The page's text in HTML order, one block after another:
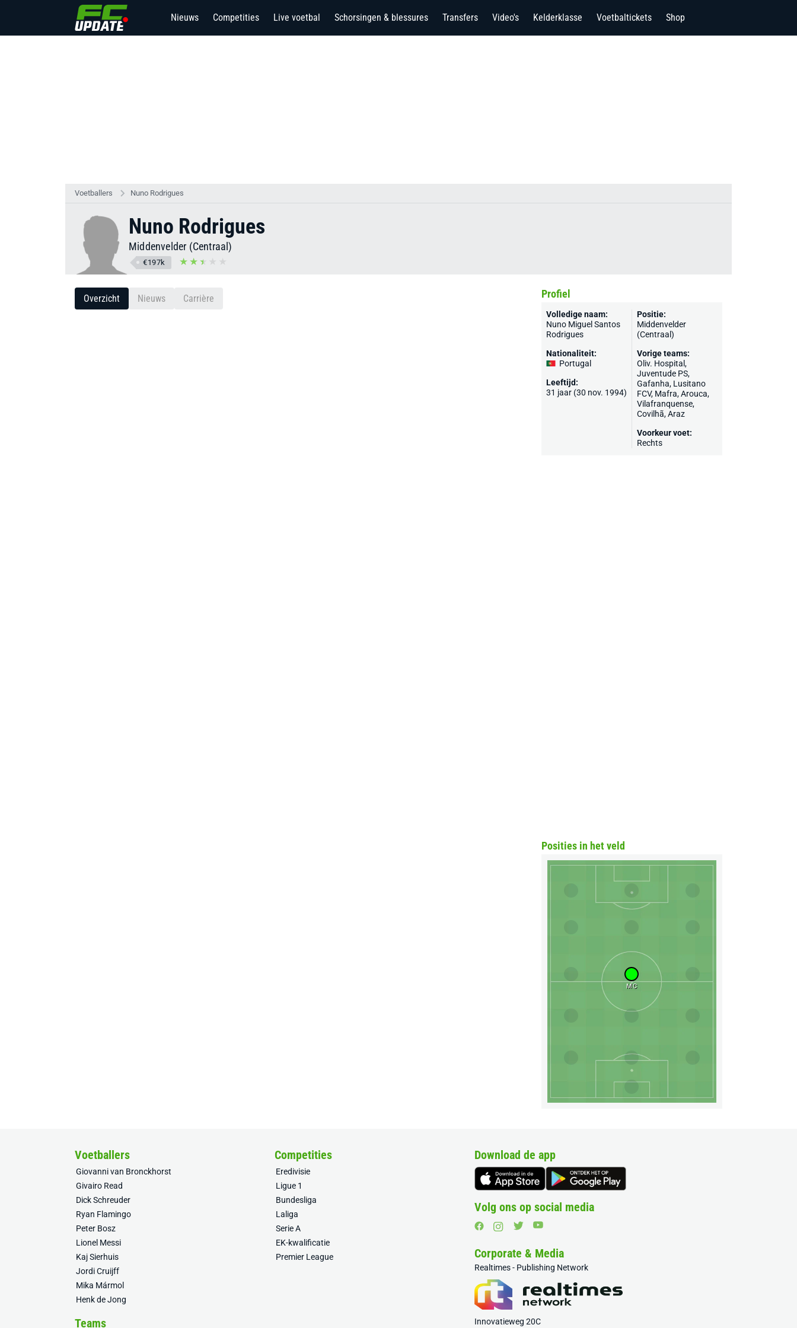
Nieuws Competities Live voetbal Schorsingen & blessures Transfers Video's Kelderklasse Voetbaltickets Shop
Voetballers Nuno Rodrigues
Nuno Rodrigues
Middenvelder (Centraal)
€197k
Overzicht Nieuws Carrière Profiel
Volledige naam:
Nuno Miguel Santos
Rodrigues
Nationaliteit:
Portugal
Leeftijd:
31 jaar (30 nov. 1994)
Positie:
Middenvelder
(Centraal)
Vorige teams:
Oliv. Hospital,
Juventude PS,
Gafanha, Lusitano
FCV, Mafra,Arouca,
Vilafranquense,
Covilhã,Araz
Voorkeur voet:
Rechts
Posities in het veld
MC
Voetballers
Giovanni van Bronckhorst
Givairo Read
Dick Schreuder
Ryan Flamingo
Peter Bosz
Lionel Messi
Kaj Sierhuis
Jordi Cruijff
Mika Mármol
Henk de Jong
Competities
Eredivisie
Ligue 1
Bundesliga
Laliga
Serie A
EK-kwalificatie
Premier League
Teams
Download de app
Volg ons op social media
Corporate & Media
Realtimes - Publishing Network
Innovatieweg 20C